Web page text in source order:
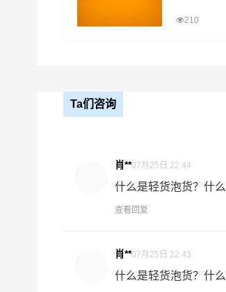
什么是送货费用？
供优质高效的鹤壁到漯河的专
业提供我们的物流服务，也得到
店到漯河直达
210
Ta们咨询
肖**07月25日 22:44
什么是轻货泡货？什
查看回复
肖**07月25日 22:43
什么是轻货泡货？什